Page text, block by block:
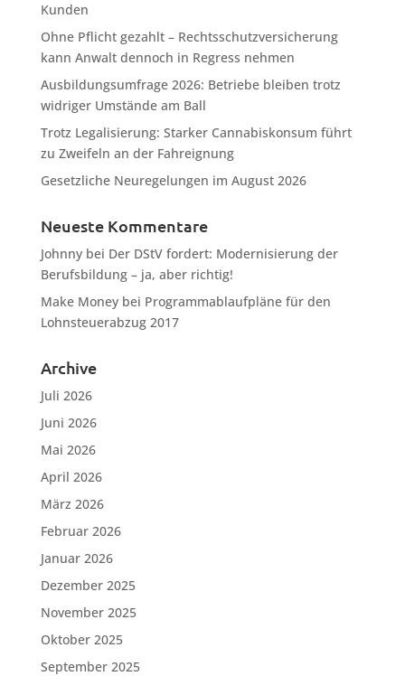
Kunden
Ohne Pflicht gezahlt – Rechtsschutzversicherung
kann Anwalt dennoch in Regress nehmen
Ausbildungsumfrage 2026: Betriebe bleiben trotz
widriger Umstände am Ball
Trotz Legalisierung: Starker Cannabiskonsum führt
zu Zweifeln an der Fahreignung
Gesetzliche Neuregelungen im August 2026
Neueste Kommentare
Johnnybei Der DStV fordert: Modernisierung der
Berufsbildung – ja, aber richtig!
Make Moneybei Programmablaufpläne für den
Lohnsteuerabzug 2017
Archive
Juli 2026
Juni 2026
Mai 2026
April 2026
März 2026
Februar 2026
Januar 2026
Dezember 2025
November 2025
Oktober 2025
September 2025